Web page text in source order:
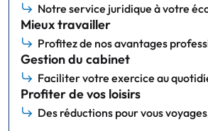
Notre service juridique à votre
Mieux travailler
Profitez de nos avantages
Gestion du cabinet
Faciliter votre exercice au
Profiter de vos loisirs
Des réductions pour vous